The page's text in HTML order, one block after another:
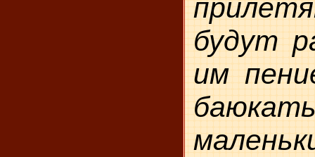
будут
им